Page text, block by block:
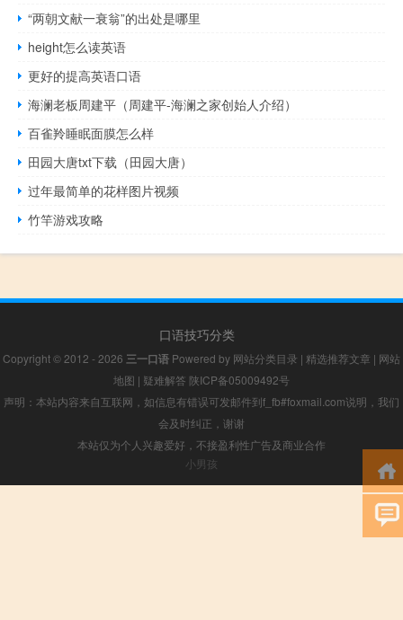
“两朝文献一衰翁”的出处是哪里
height怎么读英语
更好的提高英语口语
海澜老板周建平（周建平-海澜之家创始人介绍）
百雀羚睡眠面膜怎么样
田园大唐txt下载（田园大唐）
过年最简单的花样图片视频
竹竿游戏攻略
口语技巧分类
Copyright © 2012 - 2026 三一口语 Powered by 网站分类目录 | 精选推荐文章 | 网站
地图 | 疑难解答 陕ICP备05009492号
声明：本站内容来自互联网，如信息有错误可发邮件到f_fb#foxmail.com说明，我们
会及时纠正，谢谢
本站仅为个人兴趣爱好，不接盈利性广告及商业合作
小男孩